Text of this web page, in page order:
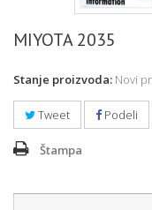
MIYOTA 2035
Stanje proizvoda: Novi
Tweet Podeli
Štampa